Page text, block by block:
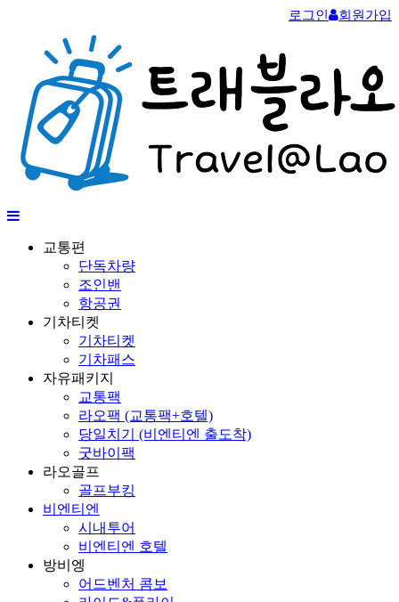
로그인 회원가입
교통편
단독차량
조인밴
항공권
기차티켓
기차티켓
기차패스
자유패키지
교통팩
라오팩 (교통팩+호텔)
당일치기 (비엔티엔 출도착)
굿바이팩
라오골프
골프부킹
비엔티엔
시내투어
비엔티엔 호텔
방비엥
어드벤처 콤보